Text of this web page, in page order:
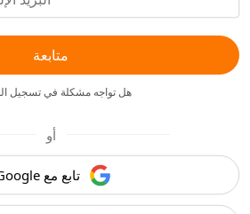
متابعة
هل تواجه مشكلة في تسجيل
أو
تابع مع Google